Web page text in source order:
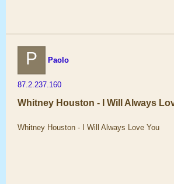
P Paolo
87.2.237.160
Whitney Houston - I Will Always
Whitney Houston - I Will Always Love You